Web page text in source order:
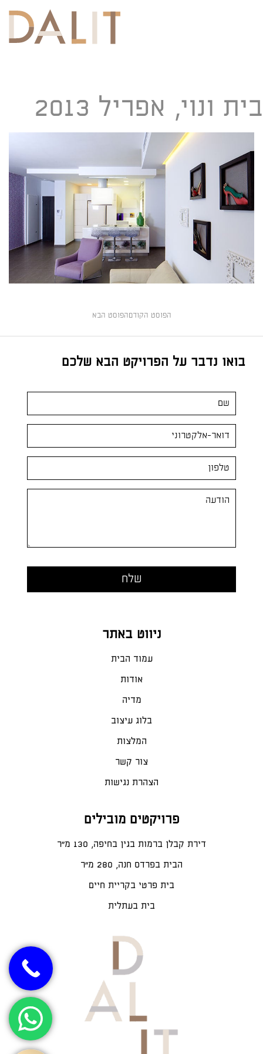
בית ונוי, אפריל 2013
הפוסט הקודם הפוסט הבא
ניווט באתר
עמוד הבית
אודות
מדיה
בלוג עיצוב
המלצות
צור קשר
הצהרת נגישות
פרויקטים מובילים
דירת קבלן ברמות בגין בחיפה, 130 מ"ר
הבית בפרדס חנה, 280 מ״ר
בית פרטי בקריית חיים
בית בעתלית
בואו נדבר על הפרויקט הבא שלכם